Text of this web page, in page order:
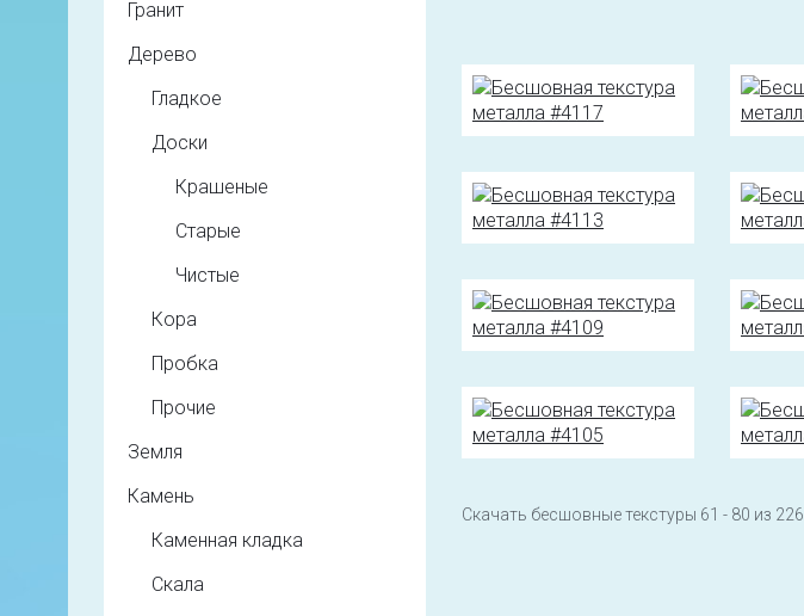
Скачать бесшовные текстуры 61 - 80 из 226
Гранит
Дерево
Гладкое
Доски
Крашеные
Старые
Чистые
Кора
Пробка
Прочие
Земля
Камень
Каменная кладка
Скала